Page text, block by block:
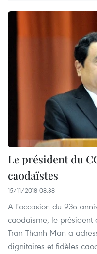
Le président du
caodaïstes
15/11/2018 08:38
A l'occasion du 93e
caodaïsme, le président
Tran Thanh Man a
dignitaires et fidèles